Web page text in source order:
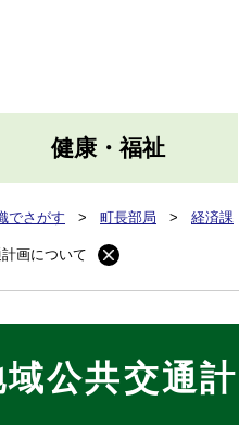
健康・福祉
でさがす > 町長部局 > 経済課
画について
域公共交通